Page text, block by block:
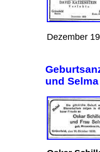
Dezember
und